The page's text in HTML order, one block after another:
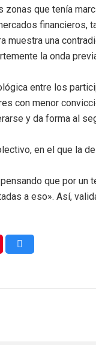
zonas que tenía
financieros,
muestra una
la onda
entre los
con menor
y da forma al
en el que la
que por
a eso». Así,